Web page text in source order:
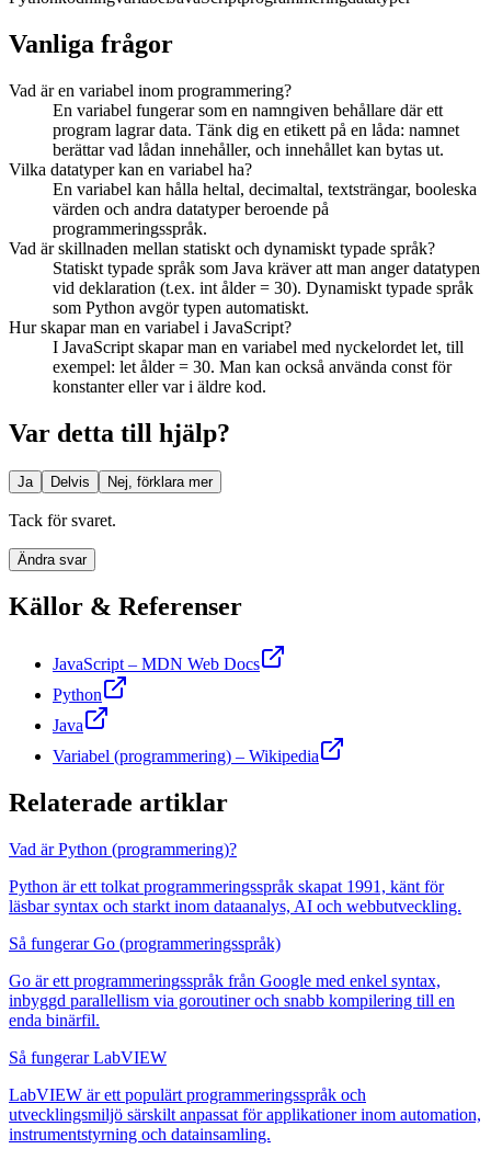
Vanliga frågor
Vad är en variabel inom programmering?
En variabel fungerar som en namngiven behållare där ett
program lagrar data. Tänk dig en etikett på en låda: namnet
berättar vad lådan innehåller, och innehållet kan bytas ut.
Vilka datatyper kan en variabel ha?
En variabel kan hålla heltal, decimaltal, textsträngar, booleska
värden och andra datatyper beroende på
programmeringsspråk.
Vad är skillnaden mellan statiskt och dynamiskt typade språk?
Statiskt typade språk som Java kräver att man anger datatypen
vid deklaration (t.ex. int ålder = 30). Dynamiskt typade språk
som Python avgör typen automatiskt.
Hur skapar man en variabel i JavaScript?
I JavaScript skapar man en variabel med nyckelordet let, till
exempel: let ålder = 30. Man kan också använda const för
konstanter eller var i äldre kod.
Var detta till hjälp?
Ja Delvis Nej, förklara mer
Tack för svaret.
Ändra svar
Källor & Referenser
JavaScript – MDN Web Docs
Python
Java
Variabel (programmering) – Wikipedia
Relaterade artiklar
Vad är Python (programmering)?
Python är ett tolkat programmeringsspråk skapat 1991, känt för
läsbar syntax och starkt inom dataanalys, AI och webbutveckling.
Så fungerar Go (programmeringsspråk)
Go är ett programmeringsspråk från Google med enkel syntax,
inbyggd parallellism via goroutiner och snabb kompilering till en
enda binärfil.
Så fungerar LabVIEW
LabVIEW är ett populärt programmeringsspråk och
utvecklingsmiljö särskilt anpassat för applikationer inom automation,
instrumentstyrning och datainsamling.